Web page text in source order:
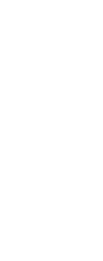
2026, Panitia